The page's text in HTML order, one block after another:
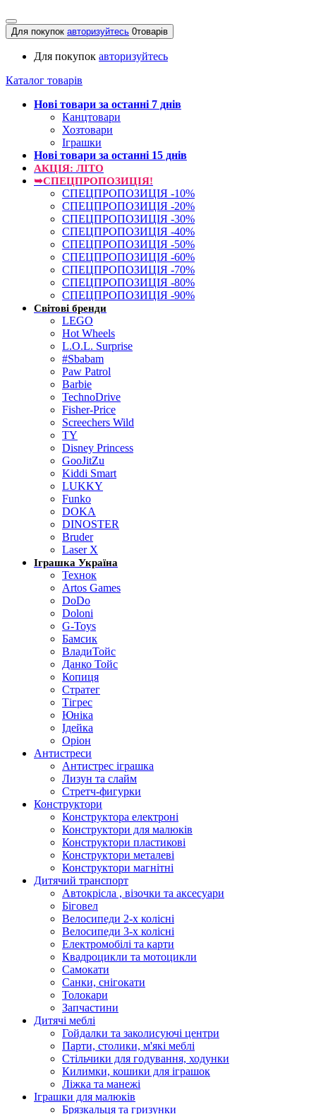
Для покупок авторизуйтесь 0товарів
Для покупок авторизуйтесь
Каталог товарів
Нові товари за останнi 7 днiв
Канцтовари
Хозтовари
Іграшки
Нові товари за останнi 15 днiв
АКЦІЯ: ЛІТО
➥СПЕЦПРОПОЗИЦІЯ!
СПЕЦПРОПОЗИЦІЯ -10%
СПЕЦПРОПОЗИЦІЯ -20%
СПЕЦПРОПОЗИЦІЯ -30%
СПЕЦПРОПОЗИЦІЯ -40%
СПЕЦПРОПОЗИЦІЯ -50%
СПЕЦПРОПОЗИЦІЯ -60%
СПЕЦПРОПОЗИЦІЯ -70%
СПЕЦПРОПОЗИЦІЯ -80%
СПЕЦПРОПОЗИЦІЯ -90%
Світові бренди
LEGO
Hot Wheels
L.O.L. Surprise
#Sbabam
Paw Patrol
Barbie
TechnoDrive
Fisher-Price
Screechers Wild
TY
Disney Princess
GooJitZu
Kiddi Smart
LUKKY
Funko
DOKA
DINOSTER
Bruder
Laser X
Іграшка Україна
Технок
Artos Games
DoDo
Doloni
G-Toys
Бамсик
ВладиТойс
Данко Тойс
Копиця
Стратег
Тігрес
Юніка
Ідейка
Оріон
Антистреси
Антистрес іграшка
Лизун та слайм
Стретч-фигурки
Конструктори
Конструктора електроні
Конструктори для малюків
Конструктори пластикові
Конструктори металеві
Конструктори магнітні
Дитячий транспорт
Автокрісла , візочки та аксесуари
Біговел
Велосипеди 2-х колісні
Велосипеди 3-х колісні
Електромобілі та карти
Квадроцикли та мотоцикли
Самокати
Санки, снігокати
Толокари
Запчастини
Дитячі меблі
Гойдалки та заколисуючі центри
Парти, столики, м'які меблі
Стільчики для годування, ходунки
Килимки, кошики для іграшок
Ліжка та манежі
Іграшки для малюків
Брязкальця та гризунки